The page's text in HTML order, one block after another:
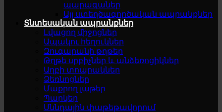
պարագաներ
Այլ ստեղծագործական ապրանքներ
Տնտեսական ապրանքներ
Լվացող միջոցներ
Ապակու հեղուկներ
Զուգարանի թղթեր
Թղթե սրբիչներ և անձեռոցիկներ
Աղբի տոպրակներ
Ձեռնոցներ
Մաքրող լաթեր
Պարկեր
Սննդային փաթեթավորում